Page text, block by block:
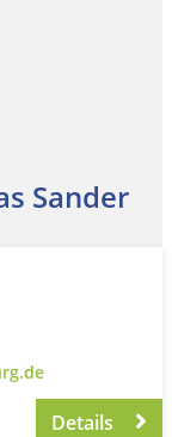
Sander
Details